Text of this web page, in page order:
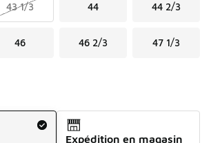
43 1/3 44 44 2/3
46 46 2/3 47 1/3
Expédition en magasin